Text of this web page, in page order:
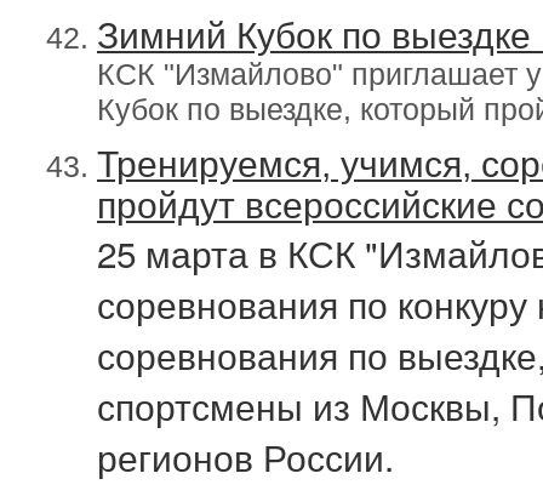
Зимний Кубок по
КСК "Измайлово" приглашает
Кубок по выездке, который
Тренируемся, учимся,
пройдут всероссийские
25 марта в КСК
соревнования по
соревнования по
спортсмены из Москвы,
регионов России.